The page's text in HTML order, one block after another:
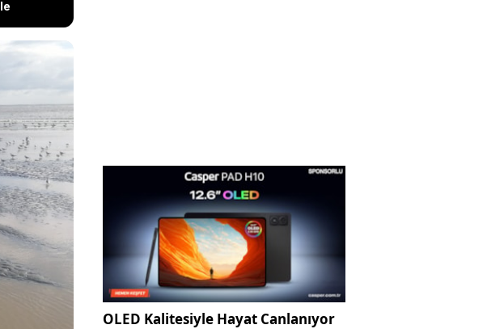
yağış etkili
OLED Kalitesiyle Hayat Canlanıyor